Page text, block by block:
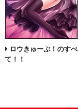
ロウきゅーぶ！のすべ
て！！